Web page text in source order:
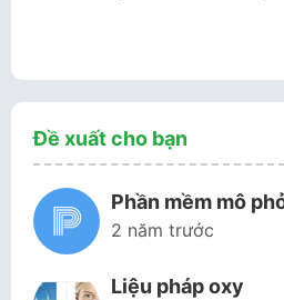
Đề xuất cho bạn
Phần mềm mô
2 năm trước
Liệu pháp oxy